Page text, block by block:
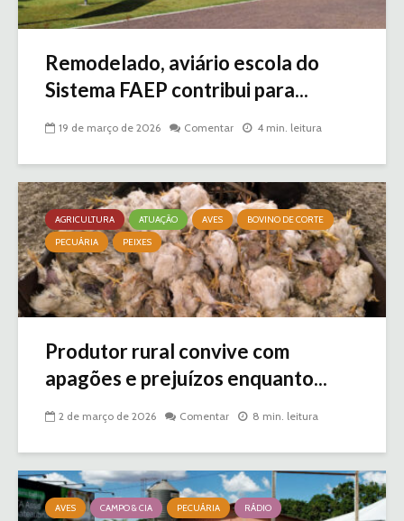
Remodelado, aviário escola do
Sistema FAEP contribui para...
19 de março de 2026 Comentar 4 min. leitura
AGRICULTURA ATUAÇÃO AVES
BOVINO DE CORTE
PECUÁRIA
PEIXES
Produtor rural convive com
apagões e prejuízos enquanto...
2 de março de 2026 Comentar 8 min. leitura
AVES CAMPO & CIA PECUÁRIA RÁDIO